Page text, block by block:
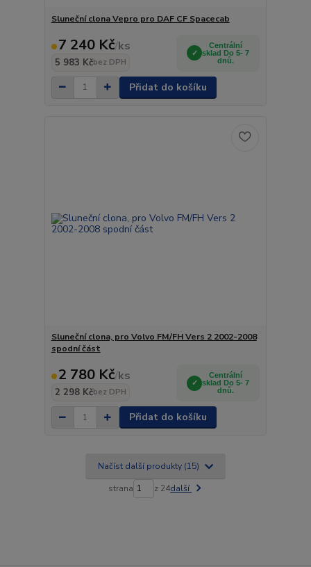
Sluneční clona Vepro pro DAF CF Spacecab
7 240 Kč/ks
5 983 Kčbez DPH
Centrální
sklad Do 5- 7
dnů.
Přidat do košíku
Sluneční clona, pro Volvo FM/FH Vers 2 2002-2008
spodní část
2 780 Kč/ks
2 298 Kčbez DPH
Centrální
sklad Do 5- 7
dnů.
Přidat do košíku
Načíst další produkty (15)
strana z 24další